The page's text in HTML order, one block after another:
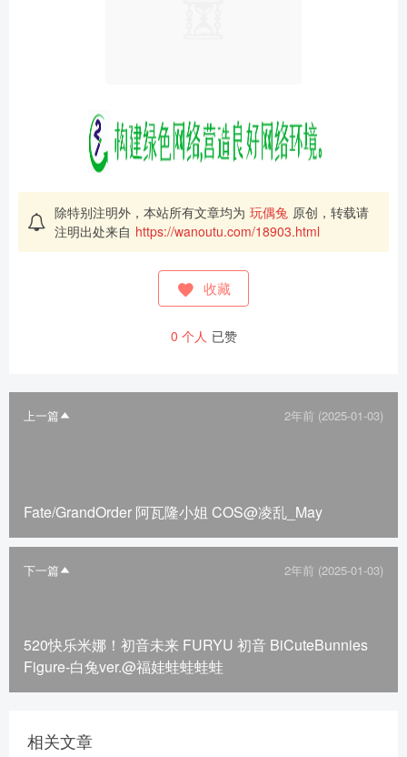
除特别注明外，本站所有文章均为 玩偶兔 原创，转载请
注明出处来自 https://wanoutu.com/18903.html
收藏
0 个人 已赞
上一篇 2年前 (2025-01-03)
Fate/GrandOrder 阿瓦隆小姐 COS@凌乱_May
下一篇 2年前 (2025-01-03)
520快乐米娜！初音未来 FURYU 初音 BiCuteBunnies
Figure-白兔ver.@福娃蛙蛙蛙蛙
相关文章